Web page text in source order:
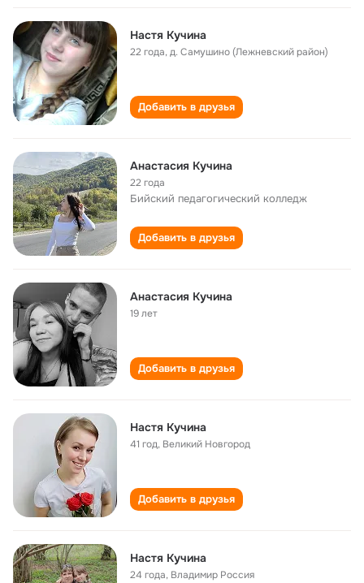
Настя Кучина
22 года,д. Самушино (Лежневский район)
Добавить в друзья
Анастасия Кучина
22 года
Бийский педагогический колледж
Добавить в друзья
Анастасия Кучина
19 лет
Добавить в друзья
Настя Кучина
41 год, Великий Новгород
Добавить в друзья
Настя Кучина
24 года, Владимир Россия